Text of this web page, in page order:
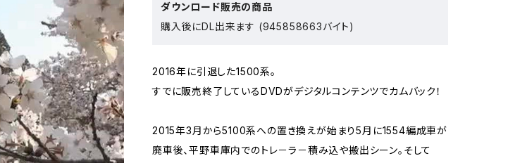
ダウンロード販売の商品
購入後にDL出来ます (945858663バイト)
2016年に引退した1500系。
すでに販売終了しているDVDがデジタルコンテンツでカムバック！
2015年3月から5100系への置き換えが始まり5月に1554編成車が
廃車後、平野車庫内でのトレ－ラ－積み込や搬出シーン。そして